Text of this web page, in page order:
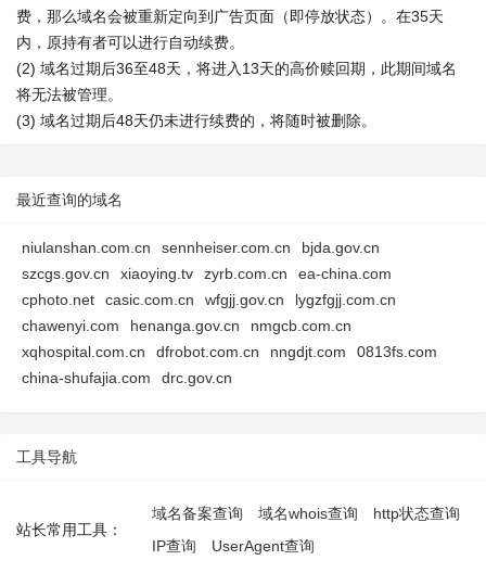
费，那么域名会被重新定向到广告页面（即停放状态）。在35天
内，原持有者可以进行自动续费。
(2) 域名过期后36至48天，将进入13天的高价赎回期，此期间域名
将无法被管理。
(3) 域名过期后48天仍未进行续费的，将随时被删除。
最近查询的域名
niulanshan.com.cn sennheiser.com.cn
bjda.gov.cn
szcgs.gov.cn
xiaoying.tv zyrb.com.cn
ea-china.com
cphoto.net
casic.com.cn wfgjj.gov.cn
lygzfgjj.com.cn
chawenyi.com
henanga.gov.cn
nmgcb.com.cn
xqhospital.com.cn
dfrobot.com.cn nngdjt.com
0813fs.com
china-shufajia.com
drc.gov.cn
工具导航
站长常用工具：
域名备案查询 域名whois查询
http状态查询
IP查询
UserAgent查询